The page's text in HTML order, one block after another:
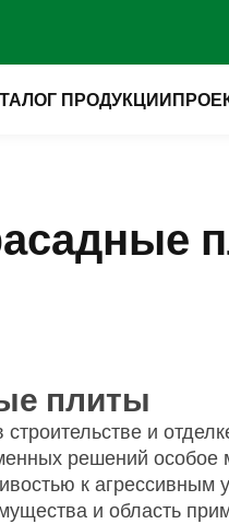
ПРОДУКЦИИ
плиты
и
решений
к
и область